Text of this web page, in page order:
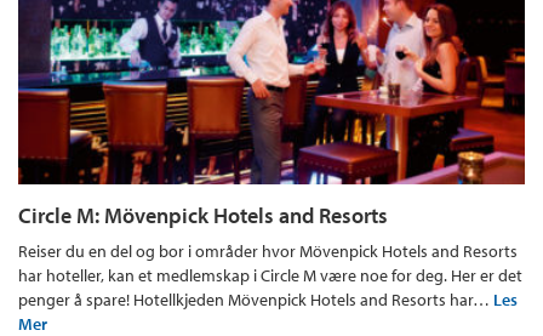
Circle M: Mövenpick Hotels and Resorts
Reiser du en del og bor i områder hvor Mövenpick Hotels and Resorts
har hoteller, kan et medlemskap i Circle M være noe for deg. Her er det
penger å spare! Hotellkjeden Mövenpick Hotels and Resorts har… Les
Mer